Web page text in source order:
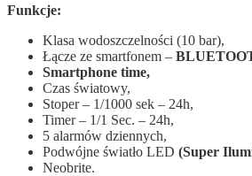
Funkcje:
Klasa wodoszczelności (10 bar),
Łącze ze smartfonem –
Smartphone time,
Czas światowy,
Stoper – 1/1000 sek – 24h,
Timer – 1/1 Sec. – 24h,
5 alarmów dziennych,
Podwójne światło LED (Super
Neobrite.